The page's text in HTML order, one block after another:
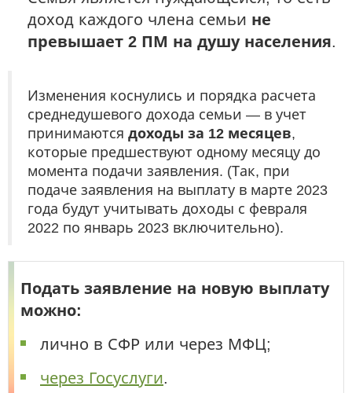
доход каждого члена семьи не
превышает 2 ПМ на душу населения.
Изменения коснулись и порядка расчета
среднедушевого дохода семьи — в учет
принимаются доходы за 12 месяцев,
которые предшествуют одному месяцу до
момента подачи заявления. (Так, при
подаче заявления на выплату в марте 2023
года будут учитывать доходы с февраля
2022 по январь 2023 включительно).
Подать заявление на новую выплату
можно:
лично в СФР или через МФЦ;
через Госуслуги.